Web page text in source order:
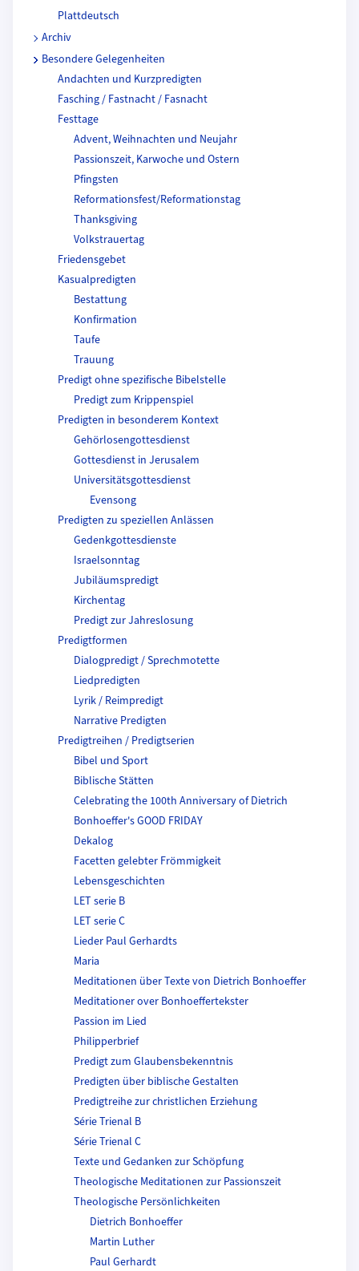
Plattdeutsch
Archiv
Besondere Gelegenheiten
Andachten und Kurzpredigten
Fasching / Fastnacht / Fasnacht
Festtage
Advent, Weihnachten und Neujahr
Passionszeit, Karwoche und Ostern
Pfingsten
Reformationsfest/Reformationstag
Thanksgiving
Volkstrauertag
Friedensgebet
Kasualpredigten
Bestattung
Konfirmation
Taufe
Trauung
Predigt ohne spezifische Bibelstelle
Predigt zum Krippenspiel
Predigten in besonderem Kontext
Gehörlosengottesdienst
Gottesdienst in Jerusalem
Universitätsgottesdienst
Evensong
Predigten zu speziellen Anlässen
Gedenkgottesdienste
Israelsonntag
Jubiläumspredigt
Kirchentag
Predigt zur Jahreslosung
Predigtformen
Dialogpredigt / Sprechmotette
Liedpredigten
Lyrik / Reimpredigt
Narrative Predigten
Predigtreihen / Predigtserien
Bibel und Sport
Biblische Stätten
Celebrating the 100th Anniversary of Dietrich
Bonhoeffer's GOOD FRIDAY
Dekalog
Facetten gelebter Frömmigkeit
Lebensgeschichten
LET serie B
LET serie C
Lieder Paul Gerhardts
Maria
Meditationen über Texte von Dietrich Bonhoeffer
Meditationer over Bonhoeffertekster
Passion im Lied
Philipperbrief
Predigt zum Glaubensbekenntnis
Predigten über biblische Gestalten
Predigtreihe zur christlichen Erziehung
Série Trienal B
Série Trienal C
Texte und Gedanken zur Schöpfung
Theologische Meditationen zur Passionszeit
Theologische Persönlichkeiten
Dietrich Bonhoeffer
Martin Luther
Paul Gerhardt